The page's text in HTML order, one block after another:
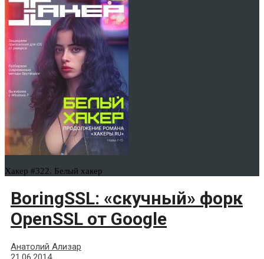
Хакер #322. Белый хакер
BoringSSL: «скучный» форк
OpenSSL от Google
Анатолий Ализар